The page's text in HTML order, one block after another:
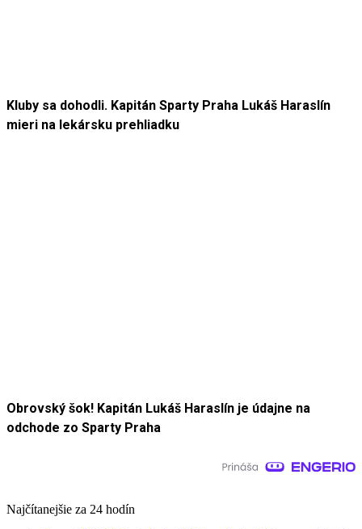
Kluby sa dohodli. Kapitán Sparty Praha Lukáš Haraslín
mieri na lekársku prehliadku
Obrovský šok! Kapitán Lukáš Haraslín je údajne na
odchode zo Sparty Praha
Najčítanejšie za 24 hodín